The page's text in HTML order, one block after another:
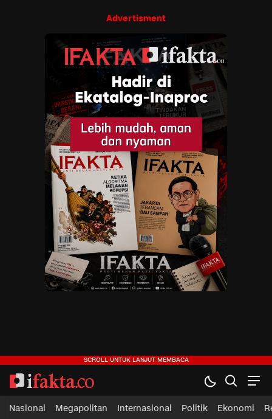
Advertisment
ifakta.co
#pastibenar
Nasional Megapolitan Internasional Politik Ekonomi